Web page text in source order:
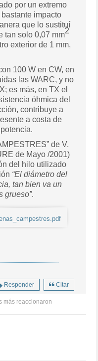
por un extremo
impacto
que lo sustituí
tan solo 0,07 mm2
exterior de 1 mm,
100 W en CW, en
las WARC, y no
es más, en TX el
óhmica del
contribuye a
a costa de
de V.
de Mayo /2001)
del hilo utilizado
“El diámetro del
tan bien va un
grueso”.
Responder Citar
más reaccionaron